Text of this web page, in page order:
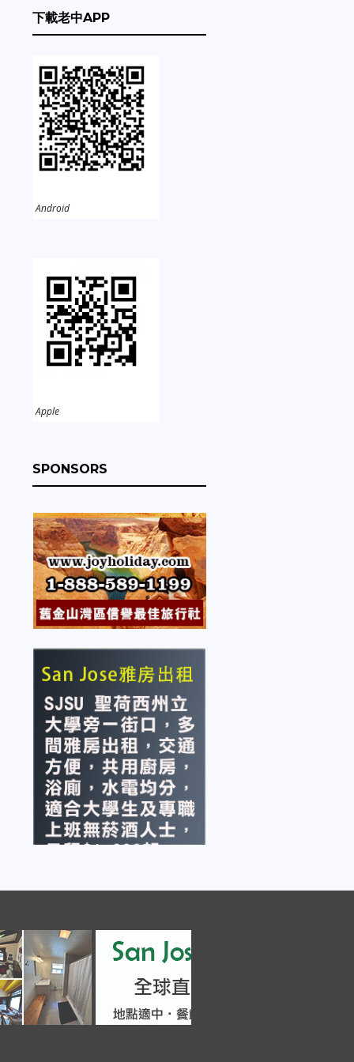
下載老中APP
Android
Apple
SPONSORS